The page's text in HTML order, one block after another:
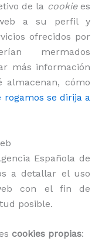
de la cookiees
a su perfil y
ofrecidos por
mermados
más información
almacenan, cómo
rogamos se dirija a
Española de
a detallar el uso
con el fin de
posible.
cookies propias: